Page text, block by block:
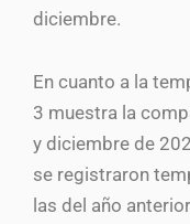
diciembre.
En cuanto a la
3 muestra la
y diciembre de
se registraron
las del año